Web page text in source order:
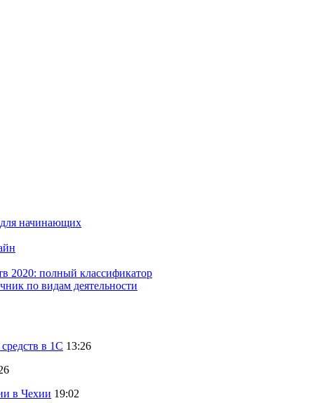
начинающих
2020: полный классификатор
по видам деятельности
в 1С 13:26
в Чехии 19:02